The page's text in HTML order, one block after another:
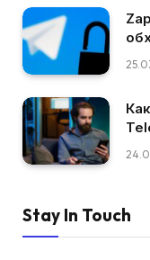
Stay In Touch